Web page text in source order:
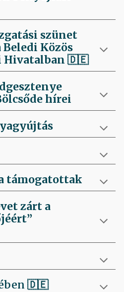
szünet
Közös
Hivatalban🇩🇪
hírei
támogatottak
zárt a
🇩🇪